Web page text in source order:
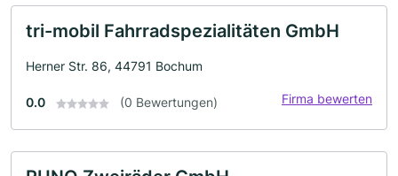
tri-mobil Fahrradspezialitäten GmbH
Herner Str. 86, 44791 Bochum
0.0 (0 Bewertungen) Firma bewerten